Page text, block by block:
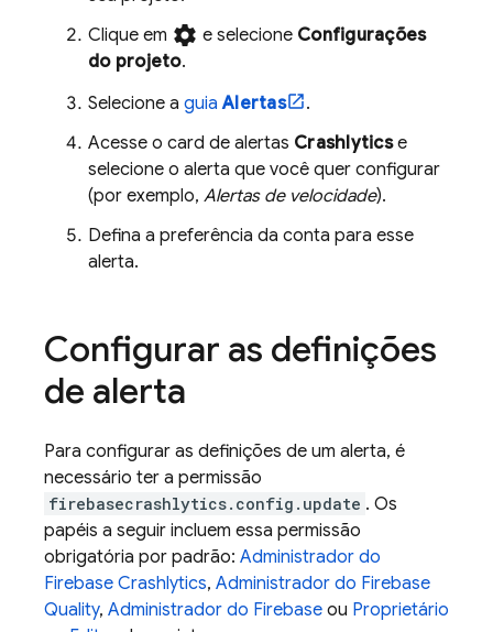
Clique em settings e selecione Configurações
do projeto.
Selecione a guiaAlertas
.
Acesse o card de alertas Crashlyticse
selecione o alerta que você quer configurar
(por exemplo, Alertas de velocidade).
Defina a preferência da conta para esse
alerta.
Configurar as definições
de alerta
Para configurar as definições de um alerta, é
necessário ter a permissão
firebasecrashlytics.config.update . Os
papéis a seguir incluem essa permissão
obrigatória por padrão: Administrador do
Firebase Crashlytics, Administrador do Firebase
Quality, Administrador do Firebase ou Proprietário